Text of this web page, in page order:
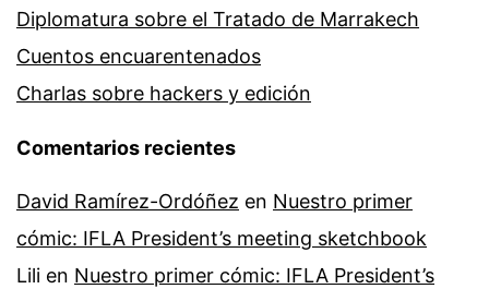
Diplomatura sobre el Tratado de Marrakech
Cuentos encuarentenados
Charlas sobre hackers y edición
Comentarios recientes
David Ramírez-Ordóñez en Nuestro primer
cómic: IFLA President’s meeting sketchbook
Lili en Nuestro primer cómic: IFLA President’s